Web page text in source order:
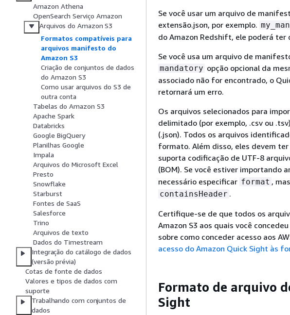
Amazon Athena
OpenSearch Serviço Amazon
Arquivos do Amazon S3
Formatos compatíveis para
arquivos manifesto do
Amazon S3
Criação de conjuntos de dados
do Amazon S3
Como usar arquivos do S3 de
outra conta
Tabelas do Amazon S3
Apache Spark
Databricks
Google BigQuery
Planilhas Google
Impala
Arquivos do Microsoft Excel
Presto
Snowflake
Starburst
Fontes de SaaS
Salesforce
Trino
Arquivos de texto
Dados do Timestream
Integração do catálogo de dados
(versão prévia)
Cotas de fonte de dados
Valores e tipos de dados com
suporte
Trabalhando com conjuntos de
dados
Se você usar um arquivo de
extensão.json, por exemplo.
do Amazon Redshift, ele poderá ter
Se você usa um arquivo de
mandatory opção opcional da
associado não for encontrado, o
retornará um erro.
Os arquivos selecionados para
delimitado (por exemplo, .csv ou
(.json). Todos os arquivos
formato. Além disso, eles devem
suporta codificação de UTF-8
(BOM). Se você estiver importando
necessário especificar format ,
containsHeader .
Certifique-se de que todos os
Amazon S3 aos quais você
sobre como conceder acesso aos
acesso do Amazon Quick Sight às
Formato de arquivo
Sight